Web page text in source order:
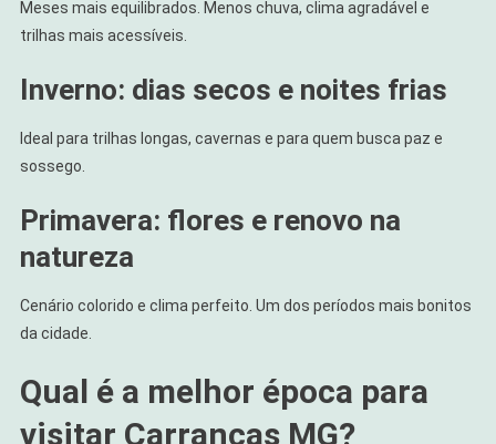
Meses mais equilibrados. Menos chuva, clima agradável e
trilhas mais acessíveis.
Inverno: dias secos e noites frias
Ideal para trilhas longas, cavernas e para quem busca paz e
sossego.
Primavera: flores e renovo na
natureza
Cenário colorido e clima perfeito. Um dos períodos mais bonitos
da cidade.
Qual é a melhor época para
visitar Carrancas MG?